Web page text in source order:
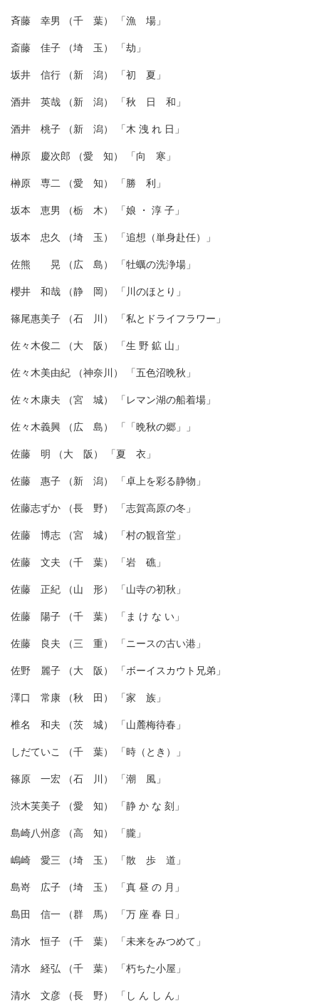
斉藤 幸男 （千 葉） 「漁 場」
斎藤 佳子 （埼 玉） 「劫」
坂井 信行 （新 潟） 「初 夏」
酒井 英哉 （新 潟） 「秋 日 和」
酒井 桃子 （新 潟） 「木 洩 れ 日」
榊原 慶次郎 （愛 知） 「向 寒」
榊原 専二 （愛 知） 「勝 利」
坂本 恵男 （栃 木） 「娘 ・ 淳 子」
坂本 忠久 （埼 玉） 「追想（単身赴任）」
佐熊 晃 （広 島） 「牡蠣の洗浄場」
櫻井 和哉 （静 岡） 「川のほとり」
篠尾惠美子 （石 川） 「私とドライフラワー」
佐々木俊二 （大 阪） 「生 野 鉱 山」
佐々木美由紀 （神奈川） 「五色沼晩秋」
佐々木康夫 （宮 城） 「レマン湖の船着場」
佐々木義興 （広 島） 「「晩秋の郷」」
佐藤 明 （大 阪） 「夏 衣」
佐藤 惠子 （新 潟） 「卓上を彩る静物」
佐藤志ずか （長 野） 「志賀高原の冬」
佐藤 博志 （宮 城） 「村の観音堂」
佐藤 文夫 （千 葉） 「岩 礁」
佐藤 正紀 （山 形） 「山寺の初秋」
佐藤 陽子 （千 葉） 「ま け な い」
佐藤 良夫 （三 重） 「ニースの古い港」
佐野 麗子 （大 阪） 「ボーイスカウト兄弟」
澤口 常康 （秋 田） 「家 族」
椎名 和夫 （茨 城） 「山麓梅待春」
しだていこ （千 葉） 「時（とき）」
篠原 一宏 （石 川） 「潮 風」
渋木芙美子 （愛 知） 「静 か な 刻」
島崎八州彦 （高 知） 「朧」
嶋崎 愛三 （埼 玉） 「散 歩 道」
島嵜 広子 （埼 玉） 「真 昼 の 月」
島田 信一 （群 馬） 「万 座 春 日」
清水 恒子 （千 葉） 「未来をみつめて」
清水 経弘 （千 葉） 「朽ちた小屋」
清水 文彦 （長 野） 「し ん し ん」